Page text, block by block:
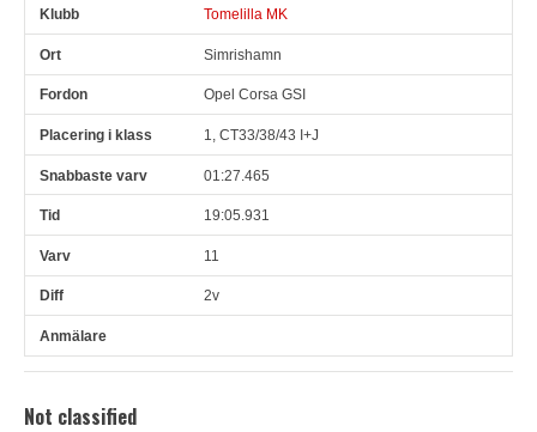
Tomelilla MK
Simrishamn
Opel Corsa GSI
1, CT33/38/43 I+J
01:27.465
19:05.931
11
2v
Not classified